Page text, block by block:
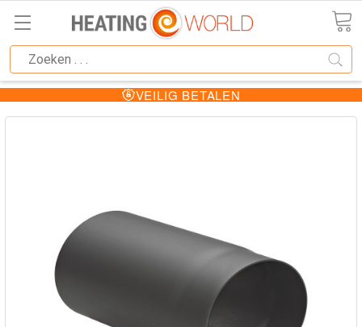
VEILIG BETALEN